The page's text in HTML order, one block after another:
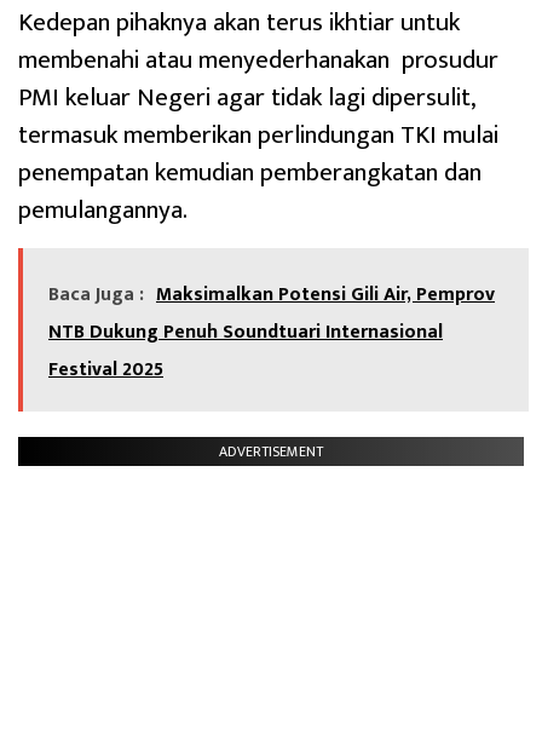
Kedepan pihaknya akan terus ikhtiar untuk
membenahi atau menyederhanakan prosudur
PMI keluar Negeri agar tidak lagi dipersulit,
termasuk memberikan perlindungan TKI mulai
penempatan kemudian pemberangkatan dan
pemulangannya.
Baca Juga : Maksimalkan Potensi Gili Air, Pemprov
NTB Dukung Penuh Soundtuari Internasional
Festival 2025
ADVERTISEMENT